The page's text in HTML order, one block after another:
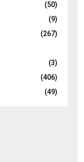
(50)
(9)
(267)
(3)
(406)
(49)